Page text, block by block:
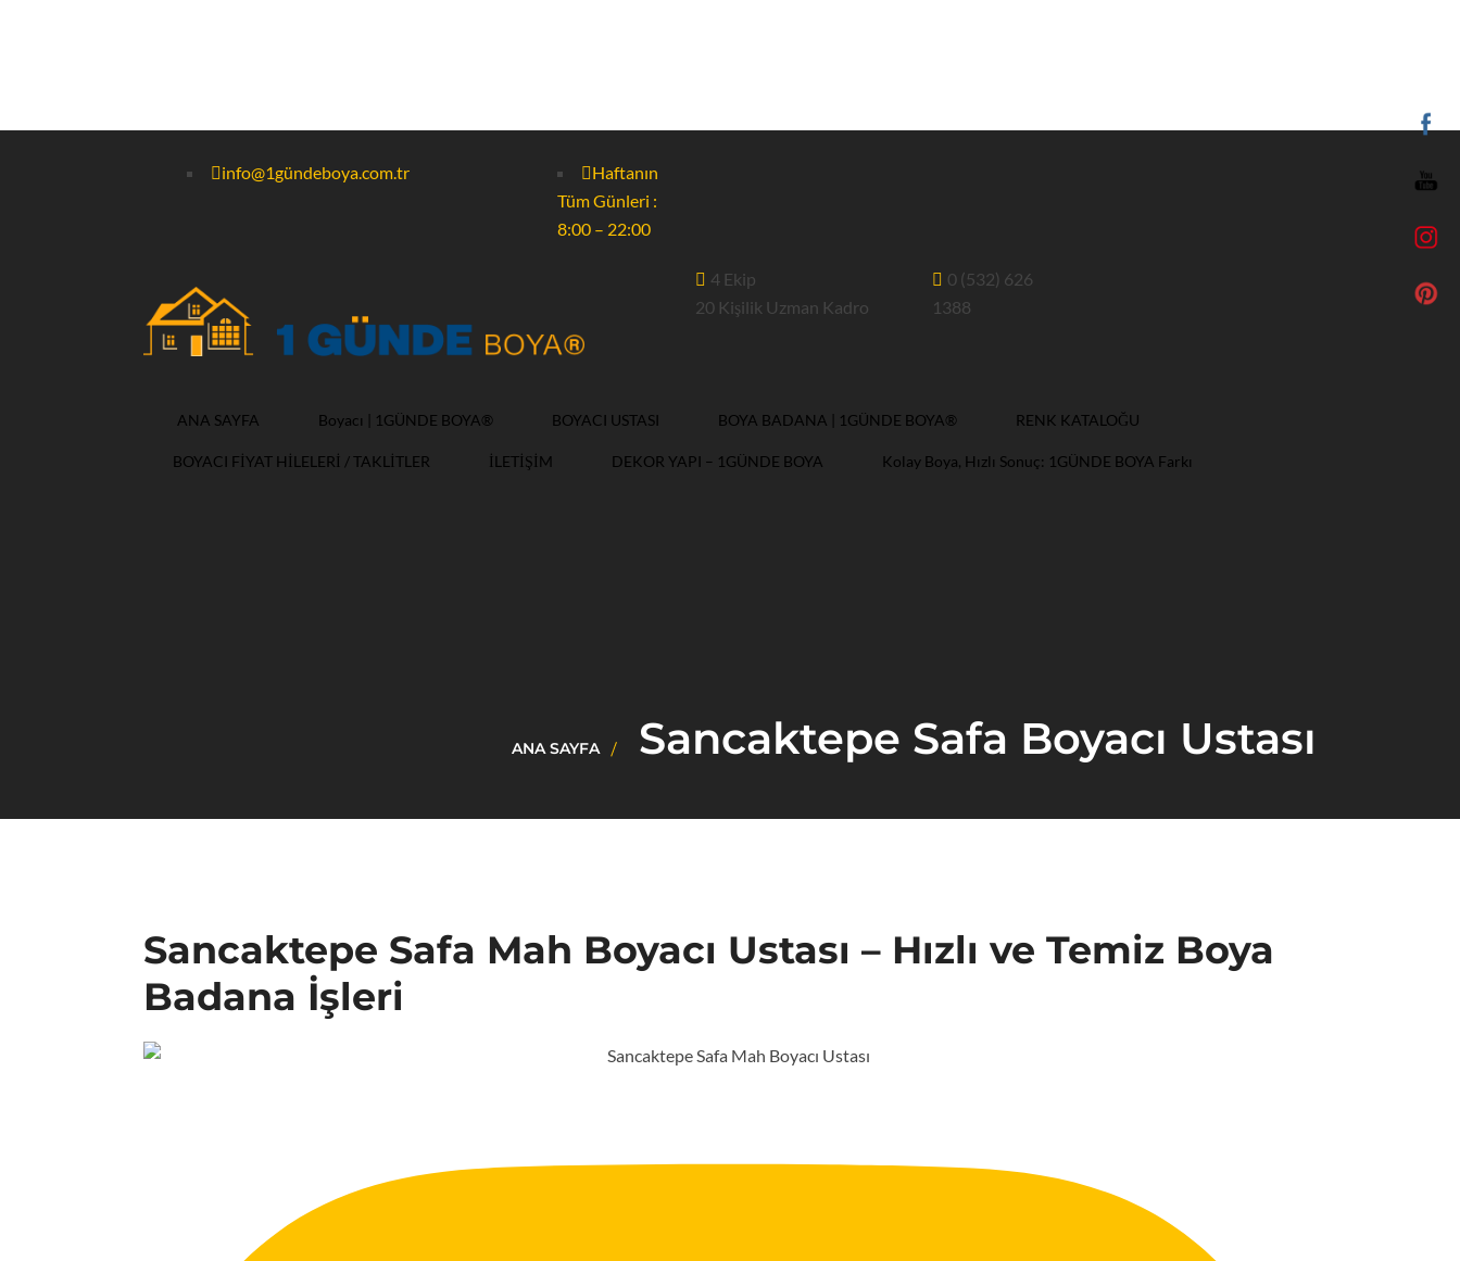
info@1gündeboya.com.tr
Haftanın
Tüm Günleri :
8:00 – 22:00
4 Ekip
20 Kişilik Uzman Kadro
0 (532) 626
1388
ANA SAYFA Boyacı | 1GÜNDE BOYA® BOYACI USTASI BOYA BADANA | 1GÜNDE BOYA® RENK KATALOĞU
BOYACI FİYAT HİLELERİ / TAKLİTLER İLETİŞİM DEKOR YAPI – 1GÜNDE BOYA Kolay Boya, Hızlı Sonuç: 1GÜNDE BOYA Farkı
ANA SAYFA Sancaktepe Safa Boyacı Ustası
Sancaktepe Safa Mah Boyacı Ustası – Hızlı ve Temiz Boya
Badana İşleri